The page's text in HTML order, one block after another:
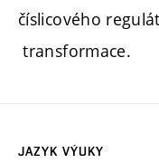
číslicového
transformace.
JAZYK VÝUKY